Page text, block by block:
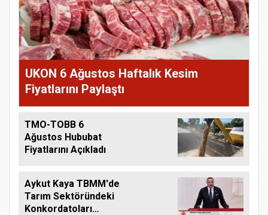
UKON 6 Ağustos Haftalık Kesim
Fiyatlarını Paylaştı
TMO-TOBB 6
Ağustos Hububat
Fiyatlarını Açıkladı
Aykut Kaya TBMM'de
Tarım Sektöründeki
Konkordatoları